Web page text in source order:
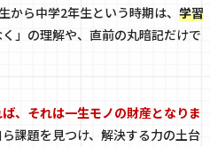
ら中学2年生という時期は、 学習
」の理解や、直前の丸暗記だけで
、それは一生モノの財産となりま
課題を見つけ、解決する力の土台